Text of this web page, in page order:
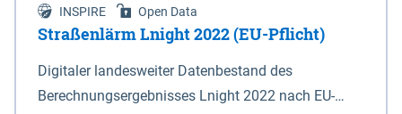
Terrestrischen Referenzsystem 1989 (ETRS 89) mit
der Universalen Transversalen Mercator-Abbildung
bezogen auf die Zone 32 N (UTM 32N) dargestellt
(Anlage 4); Gleiches gilt für die geografischen
INSPIRE Open Data
Straßenlärm Lnight 2022 (EU-Pflicht)
Digitaler landesweiter Datenbestand des
Berechnungsergebnisses Lnight 2022 nach EU-